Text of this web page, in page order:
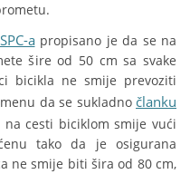
apropisano je da se na
šire od 50 cm sa svake
bicikla ne smije prevoziti
da se sukladno članku
cesti biciklom smije vući
tako da je osigurana
ne smije biti šira od 80 cm,